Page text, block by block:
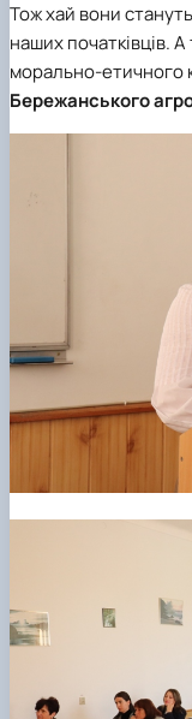
Тож хай вони
наших початківців.
морально-етичного
Бережанського